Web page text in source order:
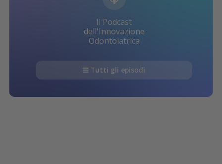
Il Podcast
dell'Innovazione
Odontoiatrica
Tutti gli episodi